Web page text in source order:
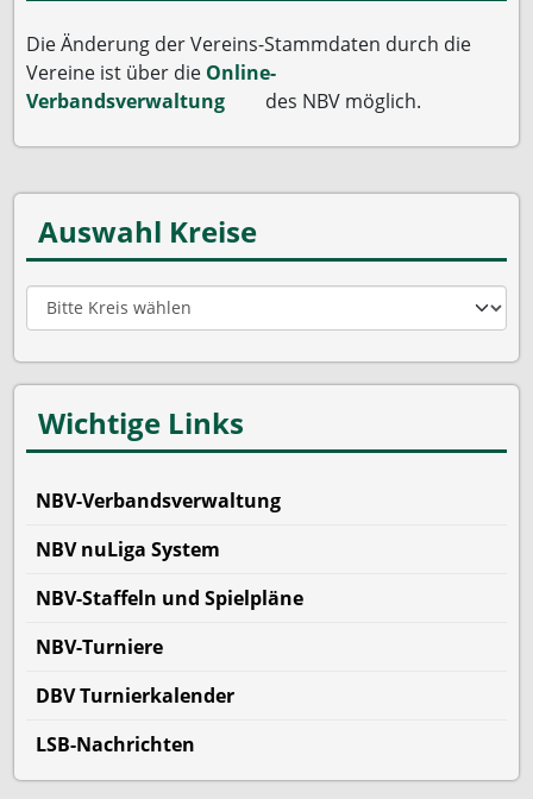
Die Änderung der Vereins-Stammdaten durch die
Vereine ist über die Online-
Verbandsverwaltung
des NBV möglich.
Auswahl Kreise
Wichtige Links
NBV-Verbandsverwaltung
NBV nuLiga System
NBV-Staffeln und Spielpläne
NBV-Turniere
DBV Turnierkalender
LSB-Nachrichten